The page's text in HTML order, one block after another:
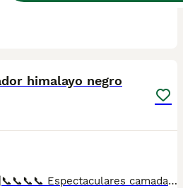
himalayo negro
📞📞6️⃣4️⃣1️⃣9️⃣2️⃣2️⃣3️⃣9️⃣0️⃣📞📞📞📞 Espectaculares camadas de perritos de machos y hembras de maltipoo nacionales descendientes de las mejores líneas de sangre. Disponibles tanto hembras como machos. Las camadas están bajo supervisión veterinaria desde su nacimiento hasta que son entregadas a su nueva familia. Criados por un equipo de profesionales y mejores personas que, con más de 20 años de experiencia , cuidan a los animales por vocación, aplicando una cría ética y responsable para que cada cachorro se desarrolle con la mejor salud y con un buen temperamento. Todos los cachorritos se entregan con unos dos meses y medio de edad y sus vacunas correspondientes, desparasitados interna y externamente, con certificado de salud, y garantía tanto por enfermedad vírica como congénito genética. Posibilidad de entregar en toda España mediante transporte propio preparado para animales y con chofer privado. Los precios pueden variar según las características y morfología de cada cachorro. Añádenos al whats app o llámanos, y encantados atenderemos todas tus dudas y consultas. Teléfono / Whats app: 641 92 23 90